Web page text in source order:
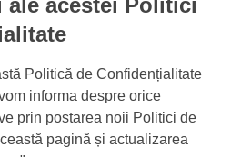
ale acestei Politici
Politică de Confidențialitate
informa despre orice
prin postarea noii Politici de
pagină și actualizarea